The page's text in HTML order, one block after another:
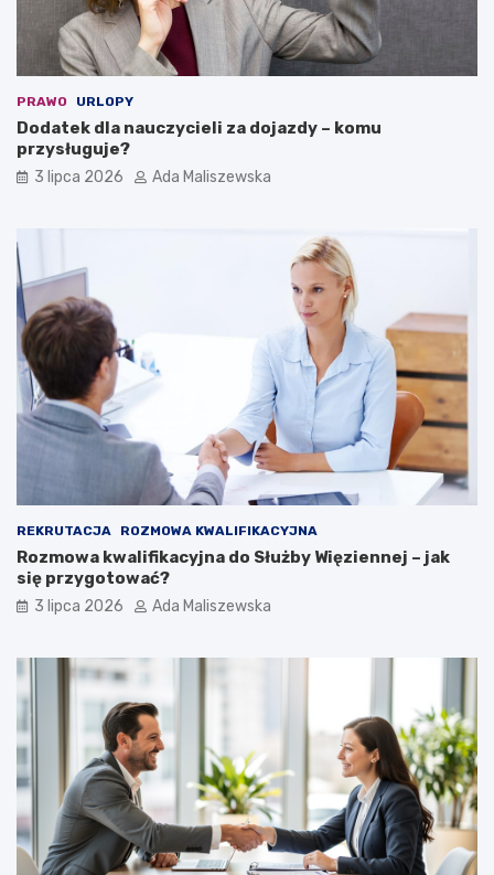
PRAWO URLOPY
Dodatek dla nauczycieli za dojazdy – komu
przysługuje?
3 lipca 2026 Ada Maliszewska
REKRUTACJA ROZMOWA KWALIFIKACYJNA
Rozmowa kwalifikacyjna do Służby Więziennej – jak
się przygotować?
3 lipca 2026 Ada Maliszewska